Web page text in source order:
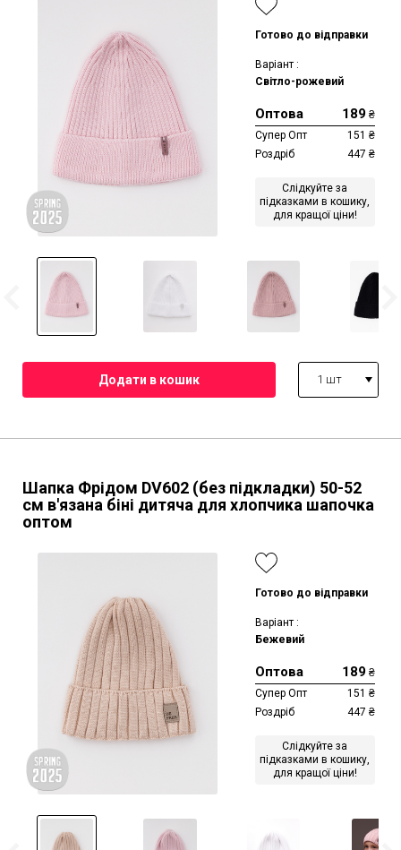
Готово до відправки
Варіант :
Світло-рожевий
Оптова 189 ₴
Супер Опт
151 ₴
Роздріб
447 ₴
Слідкуйте за
підказками в кошику,
для кращої ціни!
1 шт
Шапка Фрідом DV602 (без підкладки) 50-52
см в'язана біні дитяча для хлопчика шапочка
оптом
Готово до відправки
Варіант :
Бежевий
Оптова 189 ₴
Супер Опт
151 ₴
Роздріб
447 ₴
Слідкуйте за
підказками в кошику,
для кращої ціни!